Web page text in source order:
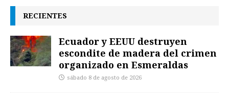
RECIENTES
Ecuador y EEUU destruyen
escondite de madera del crimen
organizado en Esmeraldas
sábado 8 de agosto de 2026